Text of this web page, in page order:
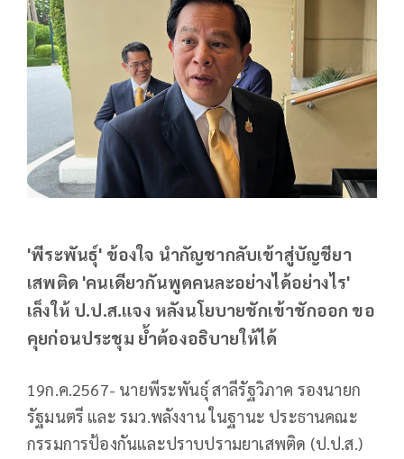
'พีระพันธุ์' ข้องใจ นำกัญชากลับเข้าสู่บัญชียา
เสพติด 'คนเดียวกันพูดคนละอย่างได้อย่างไร'
เล็งให้ ป.ป.ส.แจง หลังนโยบายชักเข้าชักออก ขอ
คุยก่อนประชุม ย้ำต้องอธิบายให้ได้
19ก.ค.2567- นายพีระพันธุ์ สาลีรัฐวิภาค รองนายก
รัฐมนตรี และ รมว.พลังงาน ในฐานะ ประธานคณะ
กรรมการป้องกันและปราบปรามยาเสพติด (ป.ป.ส.)